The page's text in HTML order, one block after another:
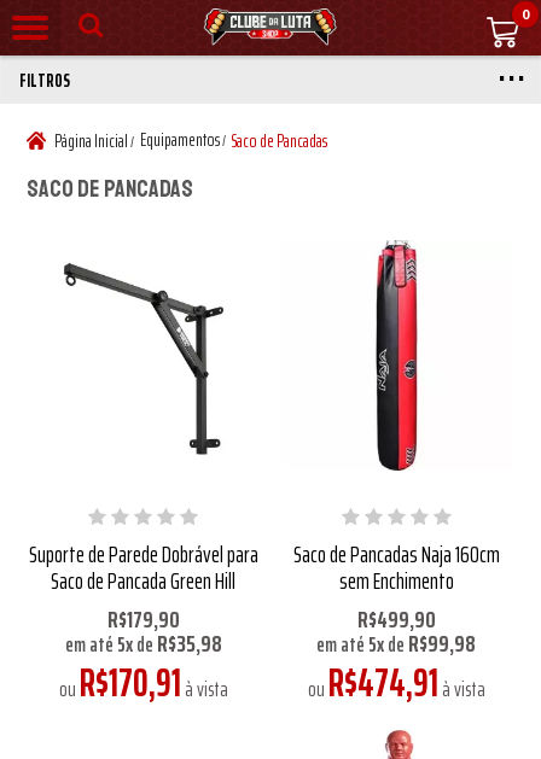
0
Página Inicial/ Equipamentos/ Saco de Pancadas
FILTROS
Saco de Pancadas
Suporte de Parede Dobrável para
Saco de Pancada Green Hill
R$179,90
em até5xdeR$35,98
ouR$170,91à vista
Saco de Pancadas Naja 160cm
sem Enchimento
R$499,90
em até5xdeR$99,98
ouR$474,91à vista